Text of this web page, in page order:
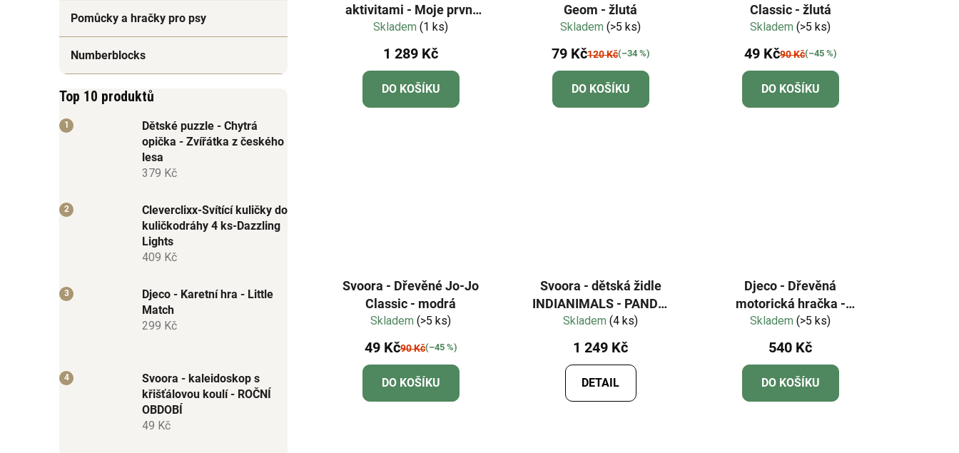
Pomůcky a hračky pro psy
Numberblocks
Top 10 produktů
Dětské puzzle - Chytrá
opička - Zvířátka z českého
lesa
379 Kč
Cleverclixx-Svítící kuličky do
kuličkodráhy 4 ks-Dazzling
Lights
409 Kč
Djeco - Karetní hra - Little
Match
299 Kč
Svoora - kaleidoskop s
křišťálovou koulí - ROČNÍ
OBDOBÍ
49 Kč
aktivitami - Moje první
škola - POUŽITO PRO
ÚČELY FOCENÍ
Skladem(1 ks)
1 289 Kč
DO KOŠÍKU
Geom - žlutá
Skladem(>5 ks)
79 Kč120 Kč(–34 %)
DO KOŠÍKU
Classic - žlutá
Skladem(>5 ks)
49 Kč90 Kč(–45 %)
DO KOŠÍKU
Svoora - Dřevěné Jo-Jo
Classic - modrá
Skladem(>5 ks)
49 Kč90 Kč(–45 %)
DO KOŠÍKU
Svoora - dětská židle
INDIANIMALS - PANDA,
MEDVĚD, LIŠKA, KRÁLÍK
Skladem(4 ks)
1 249 Kč
DETAIL
Djeco - Dřevěná
motorická hračka -
Atachou
Skladem(>5 ks)
540 Kč
DO KOŠÍKU